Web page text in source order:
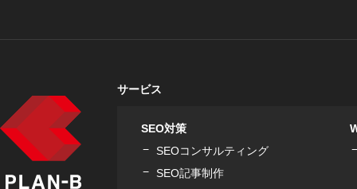
サービス
SEO対策
SEOコンサルティング
SEO記事制作